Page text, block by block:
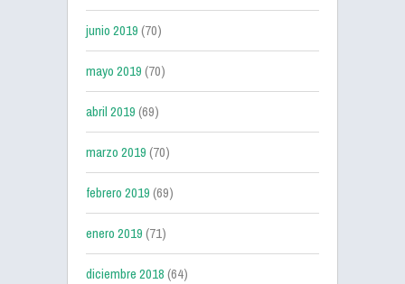
junio 2019(70)
mayo 2019(70)
abril 2019(69)
marzo 2019(70)
febrero 2019(69)
enero 2019(71)
diciembre 2018(64)